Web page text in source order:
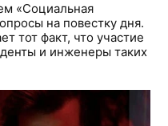
«Социальная
на повестку дня.
тот факт, что участие
и инженеры таких